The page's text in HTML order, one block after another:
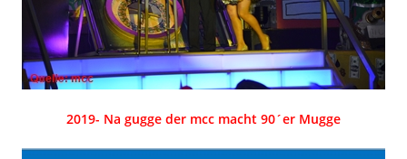
2019- Na gugge der mcc macht 90´er Mugge